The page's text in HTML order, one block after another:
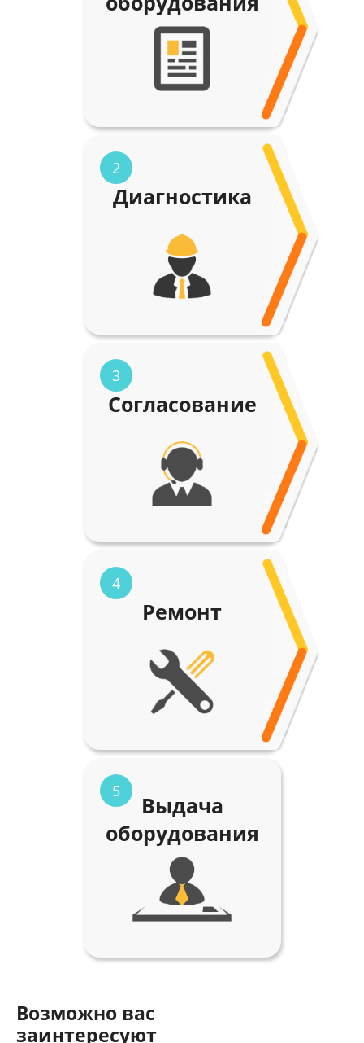
2
Диагностика
3
Согласование
4
Ремонт
5
Выдача
оборудования
Возможно вас
заинтересуют